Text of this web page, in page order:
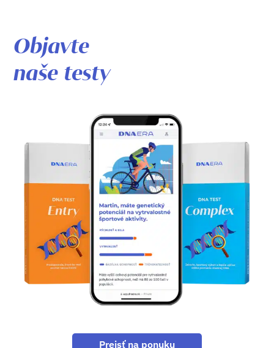
Objavte
naše testy
Prejsť na ponuku